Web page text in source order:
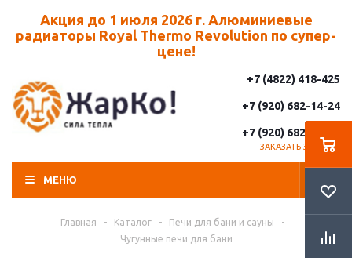
Акция до 1 июля 2026 г. Алюминиевые
радиаторы Royal Thermo Revolution по супер-
цене!
+7 (4822) 418-425
+7 (920) 682-14-24
+7 (920) 682-14-25
ЗАКАЗАТЬ ЗВОНОК
МЕНЮ
Главная - Каталог - Печи для бани и сауны
-
Чугунные печи для бани